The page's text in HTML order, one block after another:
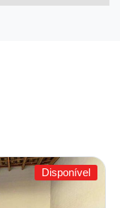
Disponível